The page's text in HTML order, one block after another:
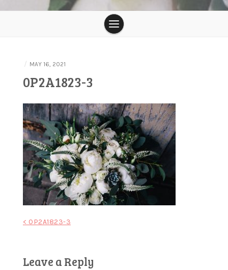
/ MAY 16, 2021
0P2A1823-3
Post< 0P2A1823-3
Leave a Reply